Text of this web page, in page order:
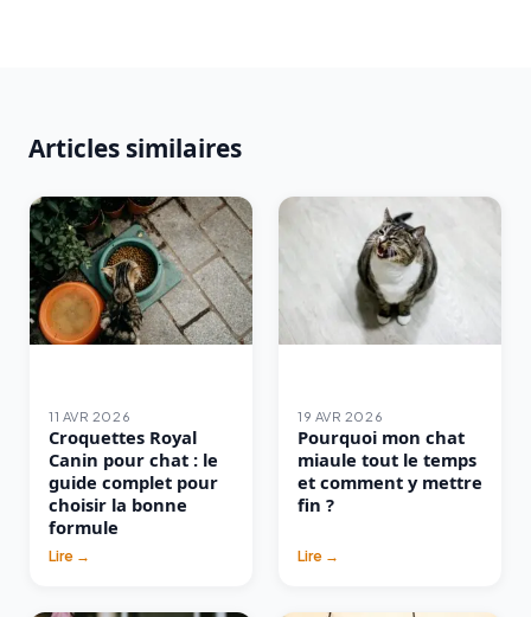
Articles similaires
11 AVR 2026
Croquettes Royal
Canin pour chat : le
guide complet pour
choisir la bonne
formule
Lire →
19 AVR 2026
Pourquoi mon chat
miaule tout le temps
et comment y mettre
fin ?
Lire →